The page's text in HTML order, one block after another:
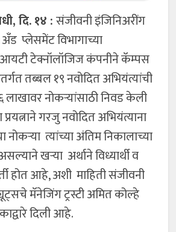
दि. १४ :संजीवनी इंजिनिअरींग
प्लेसमेंट विभागाच्या
टेक्नॉलॉजिज कंपनीने कॅम्पस
तब्बल १९ नवोदित अभियंत्यांची
नोकऱ्यांसाठी निवड केली
गरजु नवोदित अभियंत्याना
नोकऱ्या त्यांच्या अंतिम निकालाच्या
खऱ्या अर्थाने विध्यार्थी व
होत आहे, अशी माहिती संजीवनी
मॅनेजिंग ट्रस्टी अमित कोल्हे
दिली आहे.